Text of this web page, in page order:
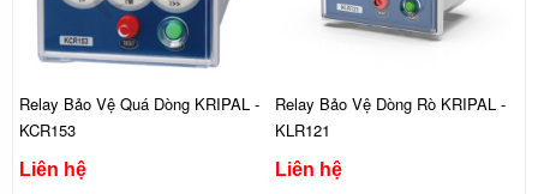
Relay Bảo Vệ Quá Dòng KRIPAL -
KCR153
Liên hệ
Relay Bảo Vệ Dòng Rò KRIPAL -
KLR121
Liên hệ